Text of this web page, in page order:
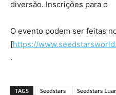
diversão. Inscrições para o
O evento podem ser feitas
[https://www
.
TAGS Seedstars Seedstars